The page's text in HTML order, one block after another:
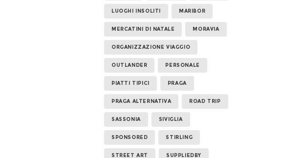
LUOGHI INSOLITI MARIBOR
MERCATINI DI NATALE MORAVIA
ORGANIZZAZIONE VIAGGIO
OUTLANDER PERSONALE
PIATTI TIPICI PRAGA
PRAGA ALTERNATIVA ROAD TRIP
SASSONIA SIVIGLIA
SPONSORED STIRLING
STREET ART SUPPLIEDBY